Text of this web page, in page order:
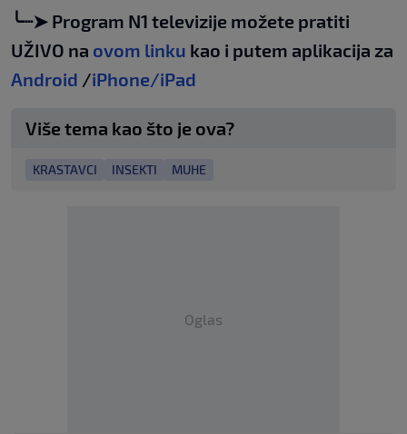
╰┈➤ Program N1 televizije možete pratiti
UŽIVO na ovom linku kao i putem aplikacija za
Android /iPhone/iPad
Više tema kao što je ova?
KRASTAVCI INSEKTI MUHE
Oglas